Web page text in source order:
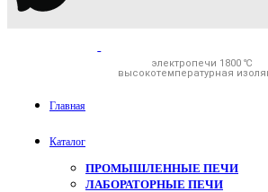
электропечи 1800 ℃
высокотемпературная
Главная
Каталог
ПРОМЫШЛЕННЫЕ ПЕЧИ
ЛАБОРАТОРНЫЕ ПЕЧИ